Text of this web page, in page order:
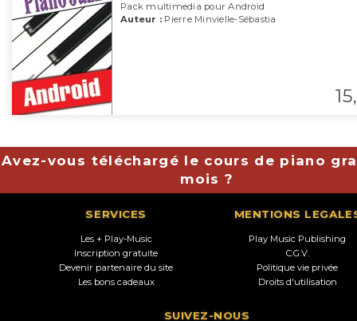
Pack multimedia pour Android
Auteur : Pierre Minvielle-Sébastia
15,
Avez-vous téléchargé le cours de piano
mois ?
SERVICES
Les + Play-Music
Inscription gratuite
Devenir partenaire du site
Les bons cadeaux
MENTIONS
Play Music Publishing
C.G.V.
Politique vie privée
Droits d'utilisation
SUIVEZ-NOUS